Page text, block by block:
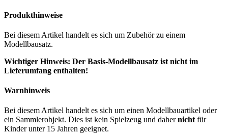
Produkthinweise
Bei diesem Artikel handelt es sich um Zubehör zu einem
Modellbausatz.
Wichtiger Hinweis: Der Basis-Modellbausatz ist nicht im
Lieferumfang enthalten!
Warnhinweis
Bei diesem Artikel handelt es sich um einen Modellbauartikel oder
ein Sammlerobjekt. Dies ist kein Spielzeug und dahernicht für
Kinder unter 15 Jahren geeignet.